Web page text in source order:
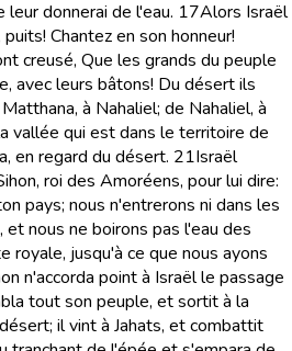
donnerai de l'eau. 17Alors Israël
Chantez en son honneur!
creusé, Que les grands du peuple
avec leurs bâtons! Du désert ils
à Nahaliel; de Nahaliel, à
vallée qui est dans le territoire de
en regard du désert. 21Israël
roi des Amoréens, pour lui dire:
pays; nous n'entrerons ni dans les
et nous ne boirons pas l'eau des
royale, jusqu'à ce que nous ayons
n'accorda point à Israël le passage
tout son peuple, et sortit à la
il vint à Jahats, et combattit